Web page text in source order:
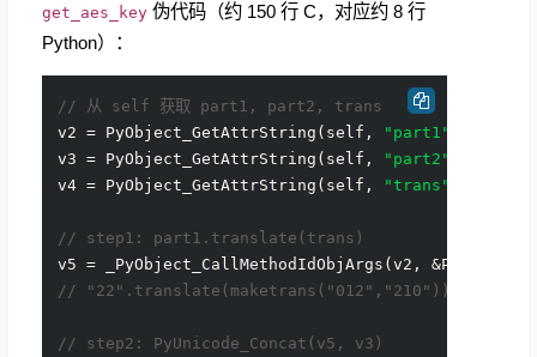
get_aes_key 伪代码（约 150 行 C，对应约 8 行
Python）：
// 从 self 获取 part1, part2, trans
v2 = PyObject_GetAttrString(self, "part1"
v3 = PyObject_GetAttrString(self, "part2"
v4 = PyObject_GetAttrString(self, "trans"
// step1: part1.translate(trans)
v5 = _PyObject_CallMethodIdObjArgs(v2,
// "22".translate(maketrans("012","210")) = "22"（不含
// step2: PyUnicode_Concat(v5, v3)